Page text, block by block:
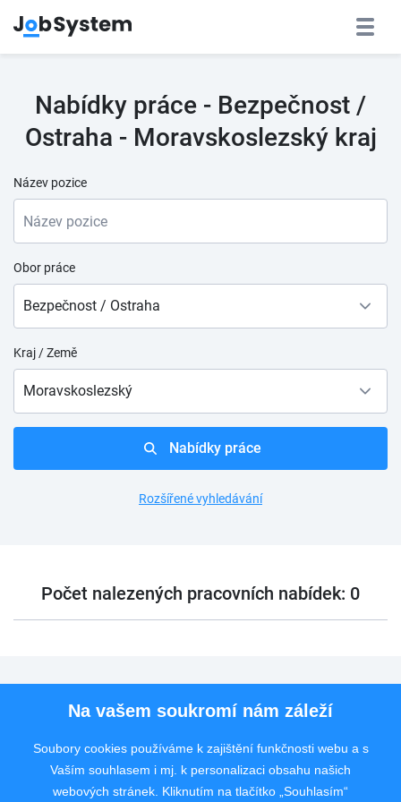
Nabídky práce - Bezpečnost /
Ostraha - Moravskoslezský kraj
Název pozice
Obor práce
Bezpečnost / Ostraha
Kraj / Země
Moravskoslezský
Nabídky práce
Rozšířené vyhledávání
Počet nalezených pracovních nabídek: 0
Pro uchazeče
Rychlý kontakt
Na vašem soukromí nám záleží
Soubory cookies používáme k zajištění funkčnosti webu a s
Vaším souhlasem i mj. k personalizaci obsahu našich
webových stránek. Kliknutím na tlačítko „Souhlasím“